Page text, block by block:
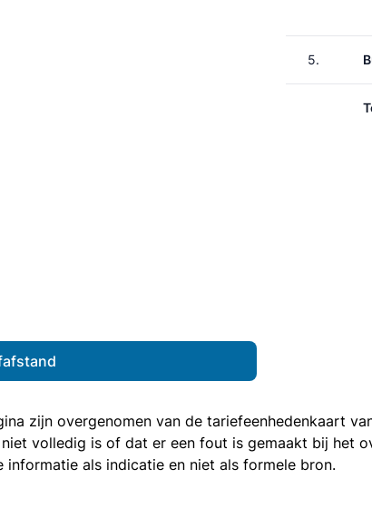
5.
zijn overgenomen van de tariefeenhedenkaart
volledig is of dat er een fout is gemaakt bij het
informatie als indicatie en niet als formele bron.